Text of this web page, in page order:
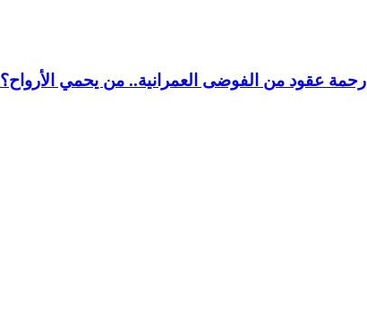
عقود من الفوضى العمرانية.. من يحمي الأرواح؟